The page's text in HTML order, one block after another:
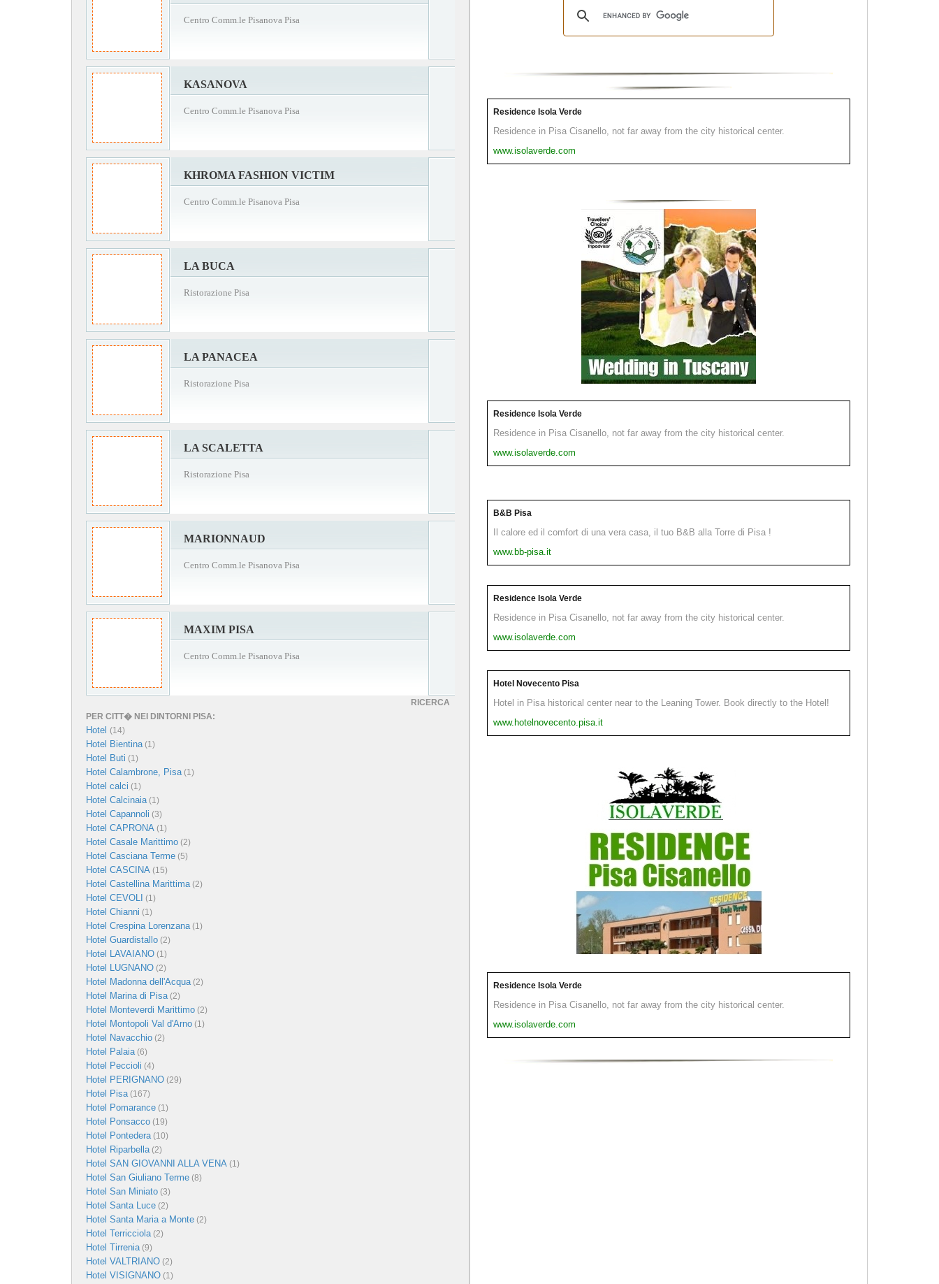
Centro Comm.le Pisanova Pisa
KASANOVA
Centro Comm.le Pisanova Pisa
KHROMA FASHION VICTIM
Centro Comm.le Pisanova Pisa
LA BUCA
Ristorazione Pisa
LA PANACEA
Ristorazione Pisa
LA SCALETTA
Ristorazione Pisa
MARIONNAUD
Centro Comm.le Pisanova Pisa
MAXIM PISA
Centro Comm.le Pisanova Pisa
RICERCA
PER CITT� NEI DINTORNI PISA:
Hotel (14)
Hotel Bientina(1)
Hotel Buti (1)
Hotel Calambrone, Pisa(1)
Hotel calci (1)
Hotel Calcinaia(1)
Hotel Capannoli (3)
Hotel CAPRONA (1)
Hotel Casale Marittimo (2)
Hotel Casciana Terme (5)
Hotel CASCINA (15)
Hotel Castellina Marittima(2)
Hotel CEVOLI (1)
Hotel Chianni (1)
Hotel Crespina Lorenzana(1)
Hotel Guardistallo (2)
Hotel LAVAIANO (1)
Hotel LUGNANO (2)
Hotel Madonna dell'Acqua(2)
Hotel Marina di Pisa(2)
Hotel Monteverdi Marittimo (2)
Hotel Montopoli Val d'Arno (1)
Hotel Navacchio (2)
Hotel Palaia(6)
Hotel Peccioli (4)
Hotel PERIGNANO (29)
Hotel Pisa(167)
Hotel Pomarance (1)
Hotel Ponsacco (19)
Hotel Pontedera(10)
Hotel Riparbella(2)
Hotel SAN GIOVANNI ALLA VENA (1)
Hotel San Giuliano Terme (8)
Hotel San Miniato (3)
Hotel Santa Luce (2)
Hotel Santa Maria a Monte (2)
Hotel Terricciola(2)
Hotel Tirrenia(9)
Hotel VALTRIANO (2)
Hotel VISIGNANO (1)
Residence Isola Verde
Residence in Pisa Cisanello, not far away from the city historical center.
www.isolaverde.com
Residence Isola Verde
Residence in Pisa Cisanello, not far away from the city historical center.
www.isolaverde.com
B&B Pisa
Il calore ed il comfort di una vera casa, il tuo B&B alla Torre di Pisa !
www.bb-pisa.it
Residence Isola Verde
Residence in Pisa Cisanello, not far away from the city historical center.
www.isolaverde.com
Hotel Novecento Pisa
Hotel in Pisa historical center near to the Leaning Tower. Book directly to the Hotel!
www.hotelnovecento.pisa.it
Residence Isola Verde
Residence in Pisa Cisanello, not far away from the city historical center.
www.isolaverde.com